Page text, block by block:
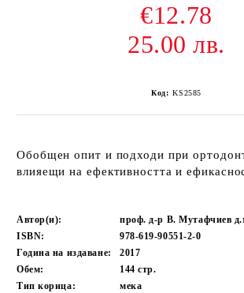
€12.78
25.00 лв.
Код: KS2585
Обобщен опит и подходи при
влияещи на ефективността и
Автор(и):
проф. д-р В. Мутафчиев
ISBN:
978-619-90551-2-0
Година на издаване:
2017
Обем:
144стр.
Тип корица:
мека